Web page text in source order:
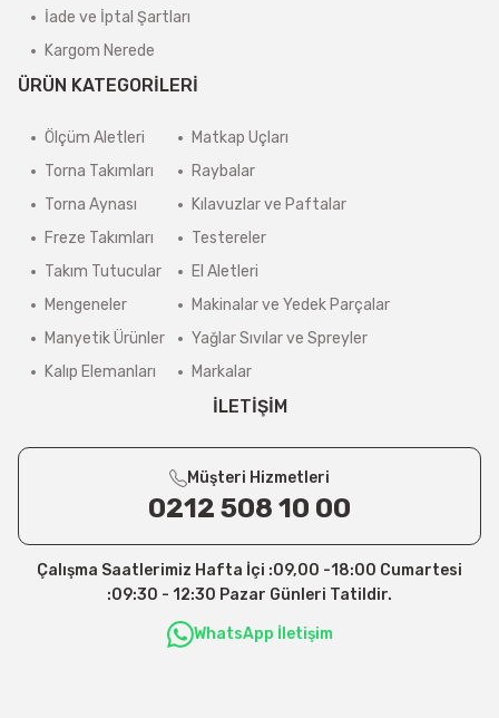
İade ve İptal Şartları
Kargom Nerede
ÜRÜN KATEGORİLERİ
Ölçüm Aletleri
Torna Takımları
Torna Aynası
Freze Takımları
Takım Tutucular
Mengeneler
Manyetik Ürünler
Kalıp Elemanları
Matkap Uçları
Raybalar
Kılavuzlar ve Paftalar
Testereler
El Aletleri
Makinalar ve Yedek Parçalar
Yağlar Sıvılar ve Spreyler
Markalar
İLETİŞİM
Müşteri Hizmetleri
0212 508 10 00
Çalışma Saatlerimiz Hafta İçi :09,00 -18:00 Cumartesi
:09:30 - 12:30 Pazar Günleri Tatildir.
WhatsApp İletişim